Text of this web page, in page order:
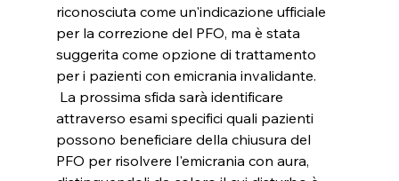
riconosciuta come un'indicazione ufficiale
per la correzione del PFO, ma è stata
suggerita come opzione di trattamento
per i pazienti con emicrania invalidante.
La prossima sfida sarà identificare
attraverso esami specifici quali pazienti
possono beneficiare della chiusura del
PFO per risolvere l'emicrania con aura,